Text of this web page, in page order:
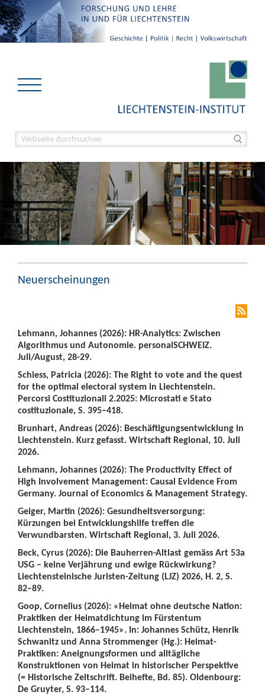
Neuerscheinungen
Lehmann, Johannes (2026): HR-Analytics: Zwischen
Algorithmus und Autonomie. personalSCHWEIZ.
Juli/August, 28-29.
Schiess, Patricia (2026): The Right to vote and the quest
for the optimal electoral system in Liechtenstein.
Percorsi Costituzionali 2.2025: Microstati e Stato
costituzionale, S. 395–418.
Brunhart, Andreas (2026): Beschäftigungsentwicklung in
Liechtenstein. Kurz gefasst. Wirtschaft Regional, 10. Juli
2026.
Lehmann, Johannes (2026): The Productivity Effect of
High Involvement Management: Causal Evidence From
Germany. Journal of Economics & Management Strategy.
Geiger, Martin (2026): Gesundheitsversorgung:
Kürzungen bei Entwicklungshilfe treffen die
Verwundbarsten. Wirtschaft Regional, 3. Juli 2026.
Beck, Cyrus (2026): Die Bauherren-Altlast gemäss Art 53a
USG – keine Verjährung und ewige Rückwirkung?
Liechtensteinische Juristen-Zeitung (LJZ) 2026, H. 2, S.
82–89.
Goop, Cornelius (2026): «Heimat ohne deutsche Nation:
Praktiken der Heimatdichtung im Fürstentum
Liechtenstein, 1866–1945». In: Johannes Schütz, Henrik
Schwanitz und Anna Strommenger (Hg.): Heimat-
Praktiken: Aneignungsformen und alltägliche
Konstruktionen von Heimat in historischer Perspektive
(= Historische Zeitschrift. Beihefte, Bd. 85). Oldenbourg:
De Gruyter, S. 93–114.